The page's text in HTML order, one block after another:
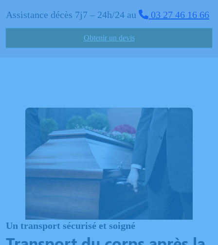
Assistance décès 7j7 – 24h/24 au 03 27 46 16 66
Obtenir un devis
Un transport sécurisé et soigné